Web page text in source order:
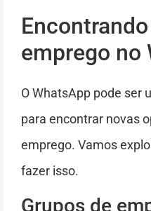
emprego no
O WhatsApp pode ser
para encontrar novas
emprego. Vamos
fazer isso.
Grupos de